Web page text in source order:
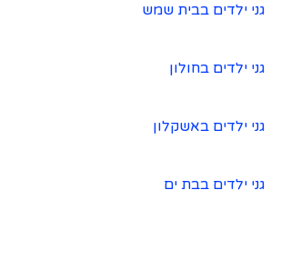
גני ילדים בבית שמש
גני ילדים בחולון
גני ילדים באשקלון
גני ילדים בבת ים